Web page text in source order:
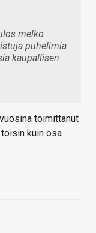
melko
puhelimia
kaupallisen
toimittanut
kuin osa